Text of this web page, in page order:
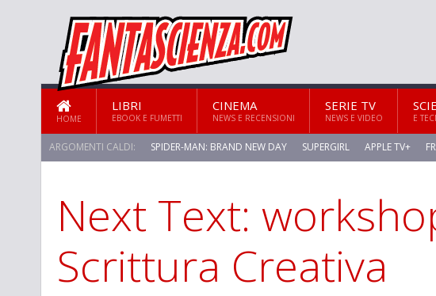
HOME
LIBRI
EBOOK E FUMETTI
CINEMA
NEWS E RECENSIONI
SERIE TV
NEWS E VIDEO E
ARGOMENTI CALDI: SPIDER-MAN: BRAND NEW DAY SUPERGIRL APPLE TV+
Next Text:
Scrittura Creativa